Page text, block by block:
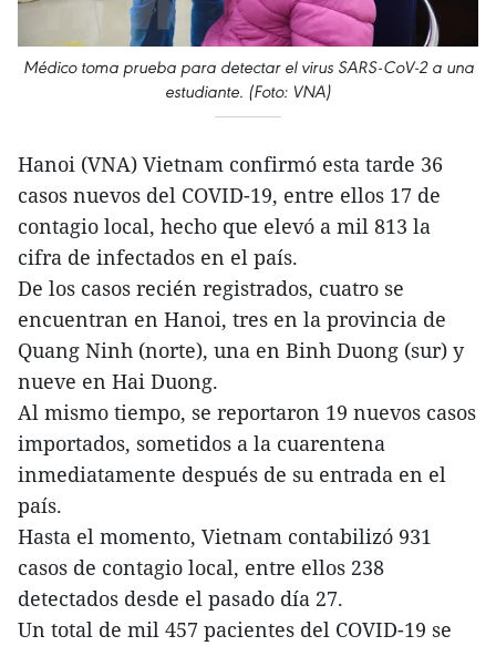
Médico toma prueba para detectar el virus SARS-CoV-2 a una
estudiante. (Foto: VNA)
Hanoi (VNA) Vietnam confirmó esta tarde 36
casos nuevos del COVID-19, entre ellos 17 de
contagio local, hecho que elevó a mil 813 la
cifra de infectados en el país.
De los casos recién registrados, cuatro se
encuentran en Hanoi, tres en la provincia de
Quang Ninh (norte), una en Binh Duong (sur) y
nueve en Hai Duong.
Al mismo tiempo, se reportaron 19 nuevos casos
importados, sometidos a la cuarentena
inmediatamente después de su entrada en el
país.
Hasta el momento, Vietnam contabilizó 931
casos de contagio local, entre ellos 238
detectados desde el pasado día 27.
Un total de mil 457 pacientes del COVID-19 se